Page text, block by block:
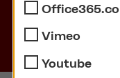
Zur Übersicht
Vimeo
Youtube